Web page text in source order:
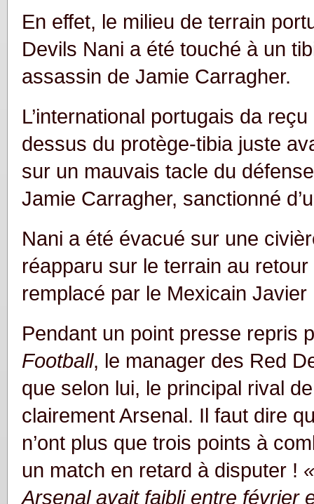
En effet, le milieu de terrain
Devils Nani a été touché à un
assassin de Jamie Carragher.
L’international portugais da
dessus du protège-tibia juste
sur un mauvais tacle du
Jamie Carragher, sanctionné
Nani a été évacué sur une
réapparu sur le terrain au
remplacé par le Mexicain
Pendant un point presse repris
Football, le manager des Red
que selon lui, le principal rival
clairement Arsenal. Il faut dire
n’ont plus que trois points à
un match en retard à disputer !
Arsenal avait faibli entre février